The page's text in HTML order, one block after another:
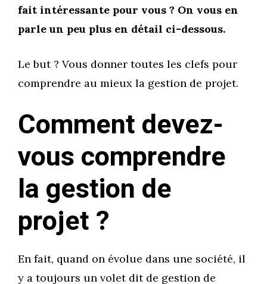
fait intéressante pour vous ? On vous en
parle un peu plus en détail ci-dessous.
Le but ? Vous donner toutes les clefs pour
comprendre au mieux la gestion de projet.
Comment devez-
vous comprendre
la gestion de
projet ?
En fait, quand on évolue dans une société, il
y a toujours un volet dit de gestion de